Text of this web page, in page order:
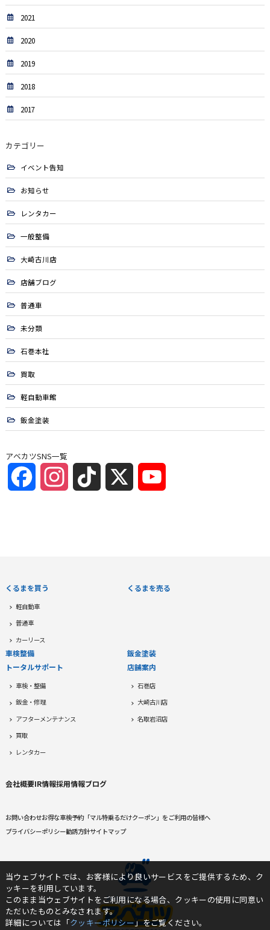
2021
2020
2019
2018
2017
カテゴリー
イベント告知
お知らせ
レンタカー
一般整備
大崎古川店
店舗ブログ
普通車
未分類
石巻本社
買取
軽自動車館
鈑金塗装
アベカツSNS一覧
FacebookInstagramTikTok
くるまを買う
軽自動車
普通車
カーリース
くるまを売る
車検整備
鈑金塗装
トータルサポート
車検・整備
鈑金・修理
アフターメンテナンス
買取
レンタカー
店舗案内
石巻店
大崎古川店
名取岩沼店
会社概要IR情報採用情報ブログ
お問い合わせお得な車検予約「マル特乗るだけクーポン」をご利用の皆様へ
プライバシーポリシー勧誘方針サイトマップ
当ウェブサイトでは、お客様により良いサービスをご提供するため、ク
ッキーを利用しています。
このまま当ウェブサイトをご利用になる場合、クッキーの使用に同意い
ただいたものとみなされます。
詳細については「クッキーポリシー」をご覧ください。